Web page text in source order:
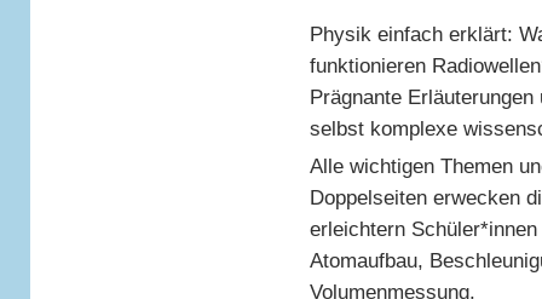
Physik einfach erklärt:
funktionieren
Prägnante
selbst komplexe
Alle wichtigen Themen
Doppelseiten erwecken
erleichtern
Atomaufbau,
Volumenmessung.